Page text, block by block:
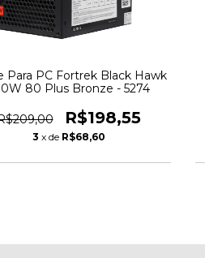
Para PC Fortrek Black Hawk
80 Plus Bronze - 5274
R$198,55
3 x de R$68,60